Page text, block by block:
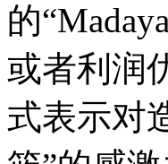
的
或者利润
式表示对